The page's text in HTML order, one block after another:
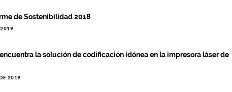
de Sostenibilidad 2018
2019
la solución de codificación idónea en la impresora láser de
2019